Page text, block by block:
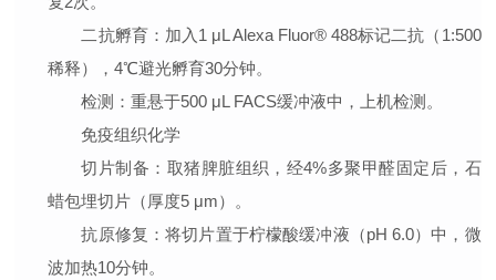
二抗孵育：加入1 μL Alexa Fluor® 488标记二抗（1:500
稀释），4℃避光孵育30分钟。
检测 ：重悬于500 μL FACS缓冲液中，上机检测。
免疫组织化学
切片制备 ：取猪脾脏组织，经4%多聚甲醛固定后，石
蜡包埋切片（厚度5 μm）。
抗原修复 ：将切片置于柠檬酸缓冲液（pH 6.0）中，微
波加热10分钟。